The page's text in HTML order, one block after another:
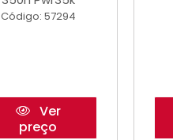
Código: 57294
Ver
preço